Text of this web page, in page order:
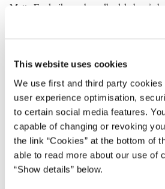
This website uses cookies
We use first and third party
user experience optimisation,
to certain social media features.
capable of changing or revoking
the link “Cookies” at the bottom of
able to read more about our use of
“Show details” below.
Mette Frederiksens hovedbudskab, når
nordisk-baltisk topmøde, hvor også
”Verden er blevet mere urolig. Det ser vi
med flere hybridangreb, cyberangreb og
infrastruktur. Det kræver et fortsat tæt
nordisk-baltiske lande og Polen,” siger
Frederiksen og fortsætter:
”USA er vores vigtigste allierede, og det
af afgørende betydning for vores fælles